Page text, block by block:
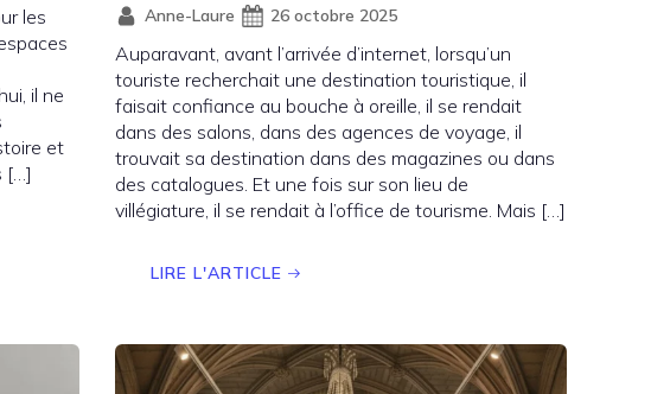
les
il ne
et
[…]
Anne-Laure 26 octobre 2025
Auparavant, avant l’arrivée d’internet, lorsqu’un
touriste recherchait une destination touristique, il
faisait confiance au bouche à oreille, il se rendait
dans des salons, dans des agences de voyage, il
trouvait sa destination dans des magazines ou dans
des catalogues. Et une fois sur son lieu de
villégiature, il se rendait à l’office de tourisme. Mais […]
LIRE L'ARTICLE